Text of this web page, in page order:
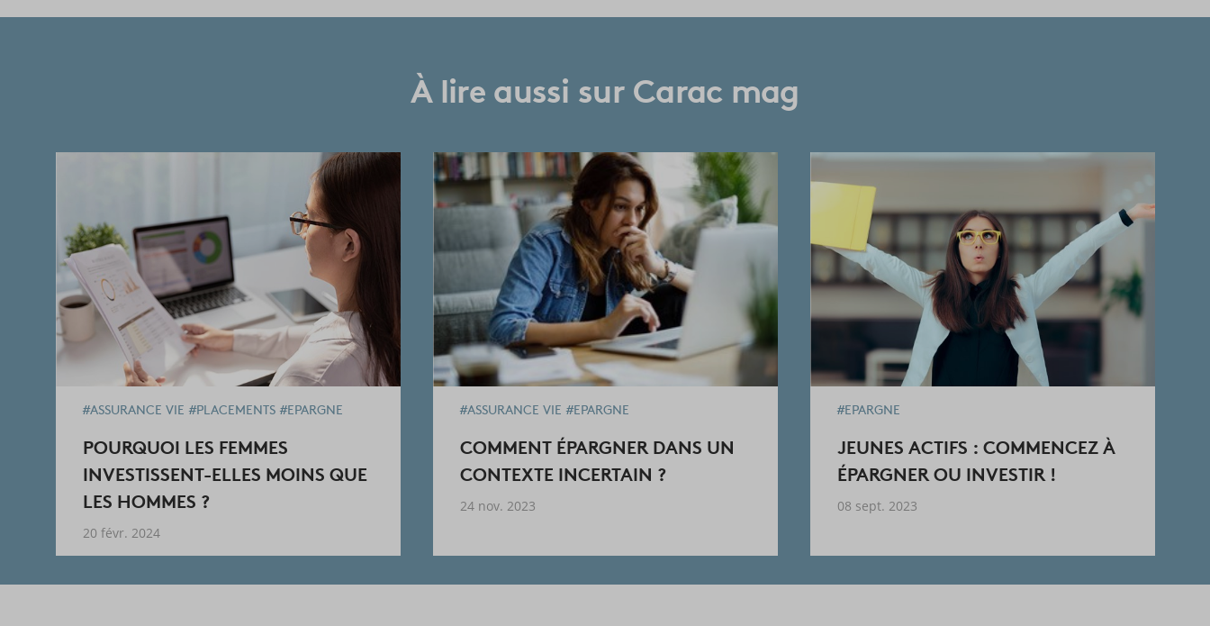
À lire aussi sur Carac mag
#ASSURANCE VIE #PLACEMENTS #EPARGNE
POURQUOI LES FEMMES
INVESTISSENT-ELLES MOINS QUE
LES HOMMES ?
20 févr. 2024
#ASSURANCE VIE #EPARGNE
COMMENT ÉPARGNER DANS UN
CONTEXTE INCERTAIN ?
24 nov. 2023
#EPARGNE
JEUNES ACTIFS : COMMENCEZ À
ÉPARGNER OU INVESTIR !
08 sept. 2023